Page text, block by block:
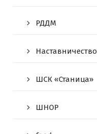
РДДМ
Наставничество
ШСК «Станица»
ШНОР